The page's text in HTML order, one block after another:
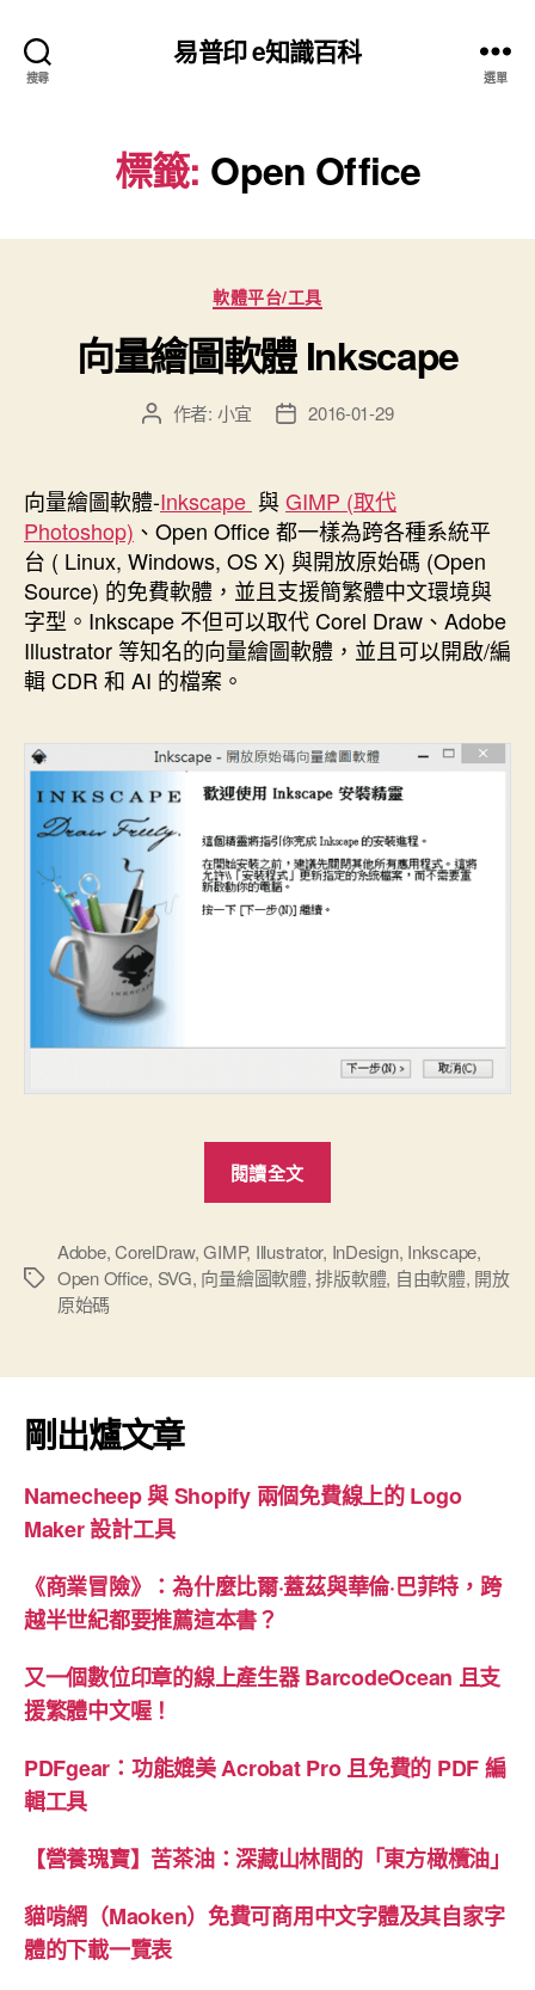
搜尋
易普印 e知識百科
選單
標籤: Open Office
分
類
軟體平台/工具
向量繪圖軟體 Inkscape
文
者
作者: 小宜
文
佈
日
期
2016-01-29
向量繪圖軟體-Inkscape 與GIMP (取代
Photoshop) 、Open Office 都一樣為跨各種系統平
台 ( Linux, Windows, OS X) 與開放原始碼 (Open
Source) 的免費軟體，並且支援簡繁體中文環境與
字型。Inkscape 不但可以取代 Corel Draw、Adobe
Illustrator 等知名的向量繪圖軟體，並且可以開啟/編
輯 CDR 和 AI 的檔案。
閱讀全文
圖
軟
標
Adobe,CorelDraw,GIMP, Illustrator, InDesign, Inkscape,
Open Office, SVG, 向量繪圖軟體,排版軟體, 自由軟體, 開放
原始碼
剛出爐文章
Namecheep 與 Shopify 兩個免費線上的 Logo
Maker 設計工具
《商業冒險》：為什麼比爾·蓋茲與華倫·巴菲特，跨
越半世紀都要推薦這本書？
又一個數位印章的線上產生器 BarcodeOcean 且支
援繁體中文喔！
PDFgear：功能媲美 Acrobat Pro 且免費的 PDF 編
輯工具
【營養瑰寶】苦茶油：深藏山林間的「東方橄欖油」
貓啃網（Maoken）免費可商用中文字體及其自家字
體的下載一覽表